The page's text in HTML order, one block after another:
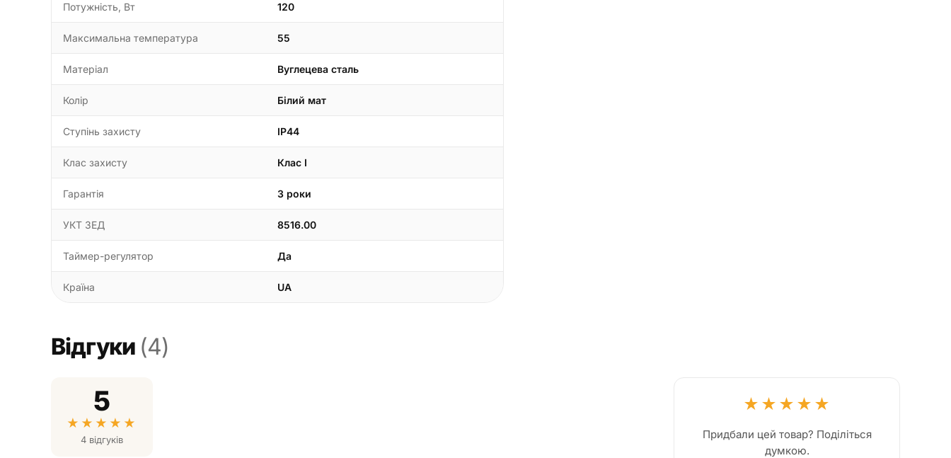
Потужність, Вт 120
Максимальна температура 55
Матеріал Вуглецева сталь
Колір Білий мат
Ступінь захисту IP44
Клас захисту Клас I
Гарантія 3 роки
УКТ ЗЕД 8516.00
Таймер-регулятор Да
Країна UA
Відгуки (4)
5
★ ★ ★ ★ ★
4 відгуків
★ ★ ★ ★ ★
Придбали цей товар? Поділіться
думкою.